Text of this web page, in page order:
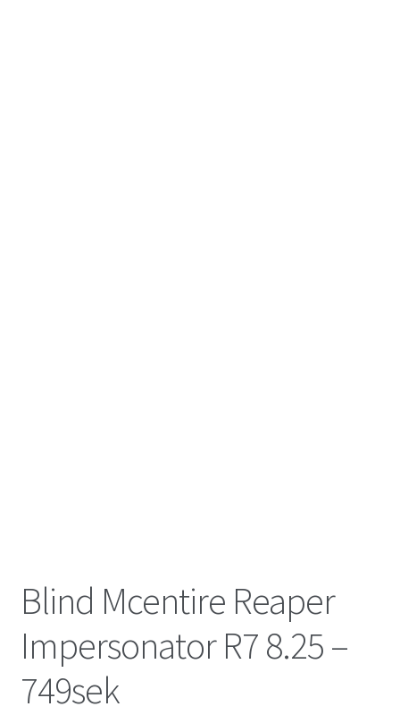
Blind Mcentire Reaper
Impersonator R7 8.25 –
749sek